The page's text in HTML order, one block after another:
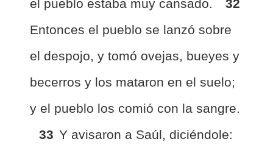
el pueblo estaba muy cansado.
32
Entonces el pueblo se lanzó sobre
el despojo, y tomó ovejas, bueyes y
becerros y los mataron en el suelo;
y el pueblo los comió con la sangre.
33 Y avisaron a Saúl, diciéndole: